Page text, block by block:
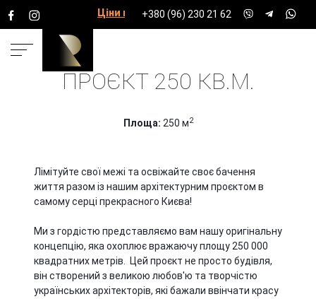
Ціни на послуги+380 (96) 230 21 62
ПРОЕКТИ
КОМЕРЦІЙНЕ ПРОЕКТУВАННЯ ТА
ПРОЄКТ 250 КВ.М.
Площа: 250 м2
Лімітуйте свої межі та освіжайте своє бачення
життя разом із нашим архітектурним проєктом в
самому серці прекрасного Києва!
Ми з гордістю представляємо вам нашу оригінальну
концепцію, яка охоплює вражаючу площу 250 000
квадратних метрів. Цей проєкт не просто будівля,
він створений з великою любов'ю та творчістю
українських архітекторів, які бажали ввінчати красу